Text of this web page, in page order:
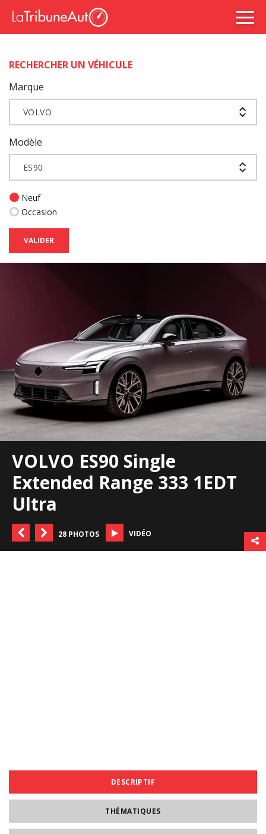
RECHERCHER UN VÉHICULE
Marque
VOLVO
Modèle
ES90
Neuf
Occasion
VALIDER
VOLVO ES90 Single
Extended Range 333 1EDT
Ultra
28 PHOTOS VIDÉO
DESCRIPTIF
THÉMATIQUES